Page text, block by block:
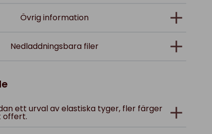
Övrig information
Nedladdningsbara filer
ett urval av elastiska tyger, fler färger
offert.